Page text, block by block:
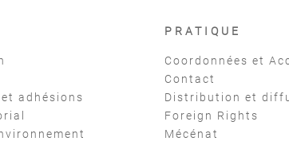
adhésions
PRATIQUE
Coordonnées et
Contact
Distribution et
Foreign Rights
Mécénat